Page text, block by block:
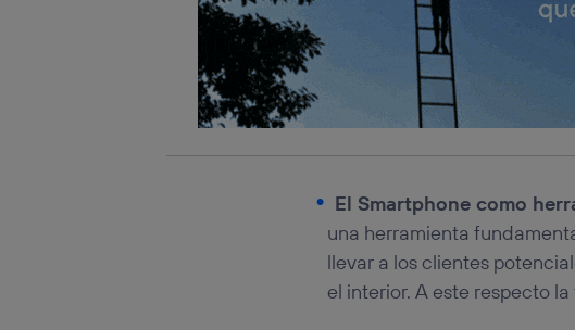
El Smartphone como
una herramienta
llevar a los clientes
el interior. A este respecto